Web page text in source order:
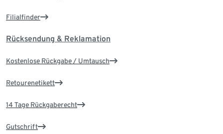
Filialfinder
Rücksendung & Reklamation
Kostenlose Rückgabe / Umtausch
Retourenetikett
14 Tage Rückgaberecht
Gutschrift